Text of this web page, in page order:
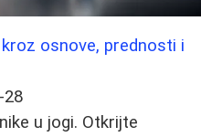
osnove, prednosti i
28
u jogi. Otkrijte